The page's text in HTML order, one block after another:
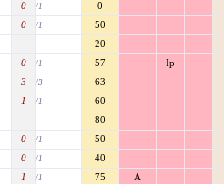
0 /1 0
0 /1 50
20
0 /1 57 Ip
3 /3 63
1 /1 60
80
0 /1 50
0 /1 40
1 /1 75 A